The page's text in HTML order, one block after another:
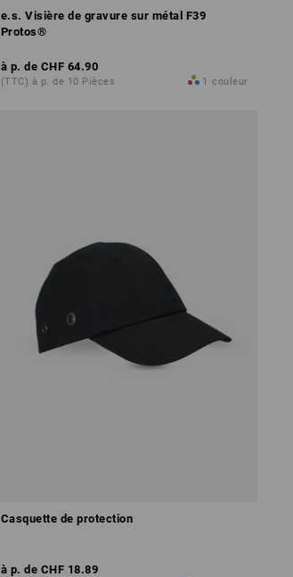
e.s. Visière de gravure sur métal F39
Protos®
à p. de CHF 64.90
(TTC) à p. de 10 Pièces 1 couleur
Casquette de protection
à p. de CHF 18.89